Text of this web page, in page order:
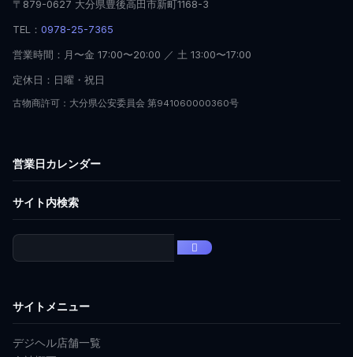
〒879-0627 大分県豊後高田市新町1168-3
TEL： 0978-25-7365
営業時間：月〜金 17:00〜20:00 ／ 土 13:00〜17:00
定休日：日曜・祝日
古物商許可：大分県公安委員会 第941060000360号
営業日カレンダー
サイト内検索
サイトメニュー
デジヘル店舗一覧